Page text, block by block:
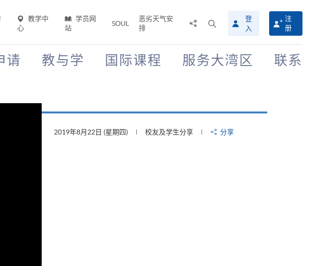
教学中
心
学员网
站
SOUL
恶劣天气安
排
搜
寻
介
登
入
注
册
请 教与学 国际课程 服务大湾区 联系
2019年8月22日 (星期四) 校友及学生分享 分享